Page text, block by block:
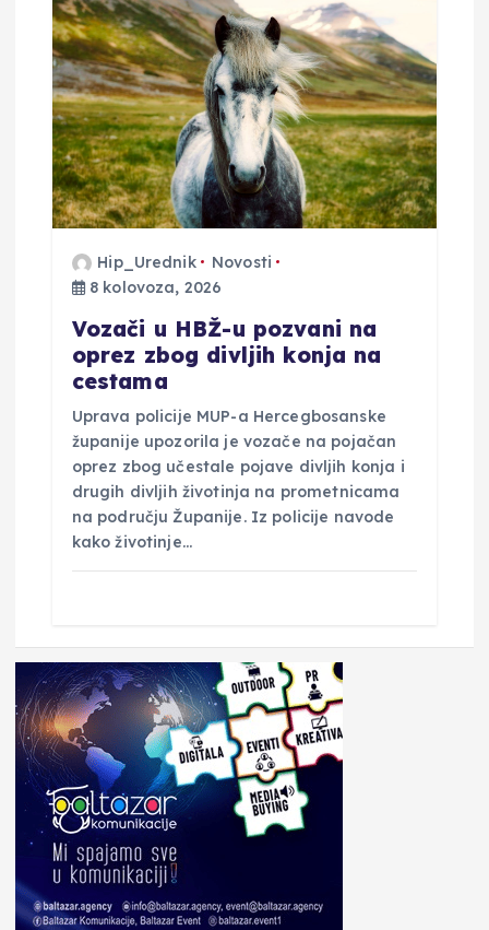
Hip_Urednik
Novosti
8 kolovoza, 2026
Vozači u HBŽ-u pozvani na
oprez zbog divljih konja na
cestama
Uprava policije MUP-a Hercegbosanske
županije upozorila je vozače na pojačan
oprez zbog učestale pojave divljih konja i
drugih divljih životinja na prometnicama
na području Županije. Iz policije navode
kako životinje…